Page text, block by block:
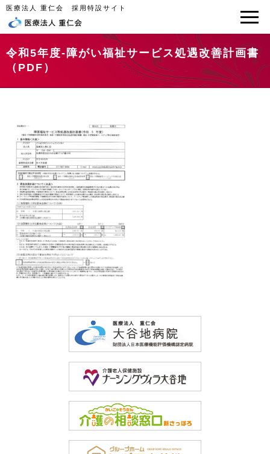
医療法人 重仁会 採用特設サイト
令和5年度-障がい福祉サービス処遇改善計画書
（PDF）